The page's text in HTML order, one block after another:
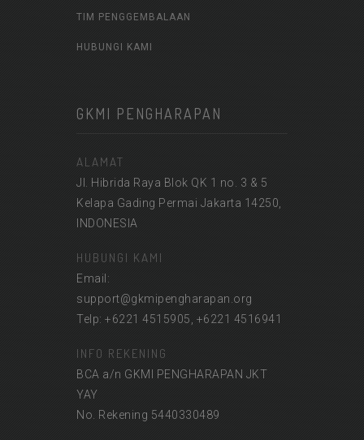
TIM PENGGEMBALAAN
HUBUNGI KAMI
GKMI PENGHARAPAN
ALAMAT
Jl. Hibrida Raya Blok QK 1 no. 3 & 5
Kelapa Gading Permai Jakarta 14250,
INDONESIA
HUBUNGI KAMI
Email:
support@gkmipengharapan.org
Telp: +6221 4515905, +6221 4516941
INFO REKENING
BCA a/n GKMI PENGHARAPAN JKT
YAY
No. Rekening 5440330489